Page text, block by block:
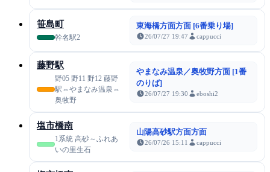
笹島町
幹名駅2
東海橋方面方面 [6番乗り場]
26/07/27 19:47 cappucci
藤野駅
野05 野11 野12 藤野
駅⇔やまなみ温泉⇔
奥牧野
やまなみ温泉／奥牧野方面 [1番
のりば]
26/07/27 19:30 eboshi2
塩市橋南
1系統 高砂～ふれあ
いの里生石
山陽高砂駅方面方面
26/07/26 15:11 cappucci